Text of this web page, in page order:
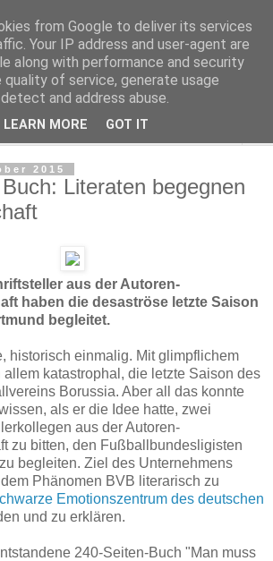
Halle an der Saale
2015
Literaten begegnen
aus der Autoren-
haben die desaströse letzte Saison
begleitet.
historisch einmalig. Mit glimpflichem
allem katastrophal, die letzte Saison des
Borussia. Aber all das konnte
als er die Idee hatte, zwei
aus der Autoren-
zu bitten, den Fußballbundesligisten
begleiten. Ziel des Unternehmens
Phänomen BVB literarisch zu
Emotionszentrum des deutschen
und zu erklären.
240-Seiten-Buch "Man muss
from Google to deliver its services
Your IP address and user-agent are
along with performance and security
of service, generate usage
and address abuse.
LEARN MORE GOT IT